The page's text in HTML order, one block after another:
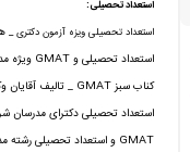
استعداد تحصیلی:
استعداد تحصیلی ویزه آزمون دکتری _
استعداد تحصیلی و GMAT ویژه مدیریت _ تالیف دکتر عرفانیان
کناب سبز GMAT _ تالیف آقایان وکیلی، مسیح خواه و قوی پنجه
استعداد تحصیلی دکترای مدرسان
GMAT و استعداد تحصیلی رشته مدیریت_ تالیف دکتر احمد صداقت